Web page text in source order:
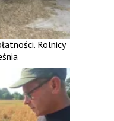
Rolnicy